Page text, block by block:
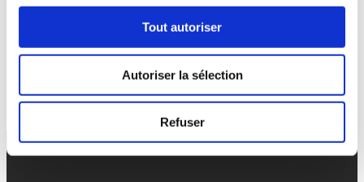
Tout autoriser
Autoriser la sélection
Refuser
Email
contact@mo-up.com